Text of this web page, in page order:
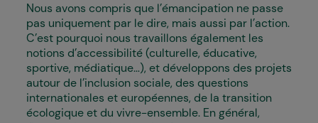
Nous avons compris que l’émancipation ne passe
pas uniquement par le dire, mais aussi par l’action.
C’est pourquoi nous travaillons également les
notions d’accessibilité (culturelle, éducative,
sportive, médiatique…), et développons des projets
autour de l’inclusion sociale, des questions
internationales et européennes, de la transition
écologique et du vivre-ensemble. En général,